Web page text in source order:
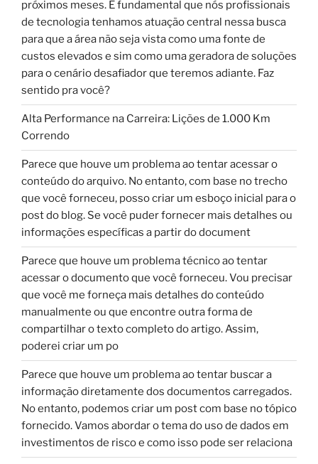
próximos meses. É fundamental que nós profissionais
de tecnologia tenhamos atuação central nessa busca
para que a área não seja vista como uma fonte de
custos elevados e sim como uma geradora de soluções
para o cenário desafiador que teremos adiante. Faz
sentido pra você?
Alta Performance na Carreira: Lições de 1.000 Km
Correndo
Parece que houve um problema ao tentar acessar o
conteúdo do arquivo. No entanto, com base no trecho
que você forneceu, posso criar um esboço inicial para o
post do blog. Se você puder fornecer mais detalhes ou
informações específicas a partir do document
Parece que houve um problema técnico ao tentar
acessar o documento que você forneceu. Vou precisar
que você me forneça mais detalhes do conteúdo
manualmente ou que encontre outra forma de
compartilhar o texto completo do artigo. Assim,
poderei criar um po
Parece que houve um problema ao tentar buscar a
informação diretamente dos documentos carregados.
No entanto, podemos criar um post com base no tópico
fornecido. Vamos abordar o tema do uso de dados em
investimentos de risco e como isso pode ser relaciona